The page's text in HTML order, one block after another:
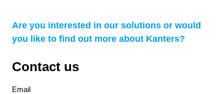
Are you interested in our solutions or would
you like to find out more about Kanters?
Contact us
Email